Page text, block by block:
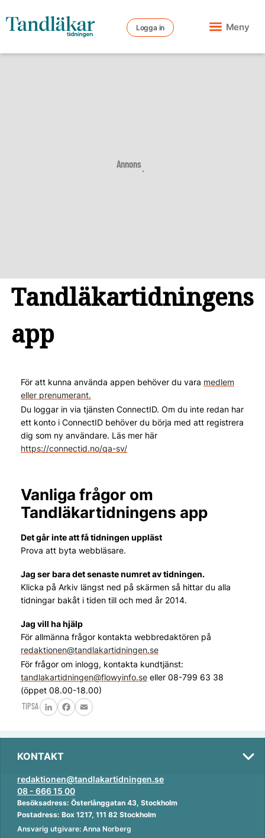
Logga in Meny
Annons
Tandläkartidningens
app
För att kunna använda appen behöver du vara medlem
eller prenumerant.
Du loggar in via tjänsten ConnectID. Om du inte redan har
ett konto i ConnectID behöver du börja med att registrera
dig som ny användare. Läs mer här
https://connectid.no/qa-sv/
Vanliga frågor om
Tandläkartidningens app
Det går inte att få tidningen uppläst
Prova att byta webbläsare.
Jag ser bara det senaste numret av tidningen.
Klicka på Arkiv längst ned på skärmen så hittar du alla
tidningar bakåt i tiden till och med år 2014.
Jag vill ha hjälp
För allmänna frågor kontakta webbredaktören på
redaktionen@tandlakartidningen.se
För frågor om inlogg, kontakta kundtjänst:
tandlakartidningen@flowyinfo.se eller 08-799 63 38
(öppet 08.00-18.00)
TIPSA
LinkedInFacebook
Email
KONTAKT
redaktionen@tandlakartidningen.se
08 - 666 15 00
Besöksadress: Österlånggatan 43, Stockholm
Postadress: Box 1217, 111 82 Stockholm
Ansvarig utgivare: Anna Norberg